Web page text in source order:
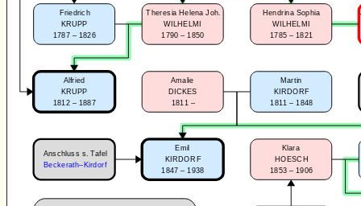
Alfried
KRUPP
1812 – 1887
Friedrich
KRUPP
1787 – 1826
Theresia Helena Joh.
WILHELMI
1790 – 1850
Hendrina Sophia
WILHELMI
1785 – 1821
Klara
HOESCH
1853 – 1906
Martin
KIRDORF
1811 – 1848
Amalie
DICKES
1811 –
Emil
KIRDORF
1847 – 1938
Anschluss s. Tafel
Beckerath–Kirdorf